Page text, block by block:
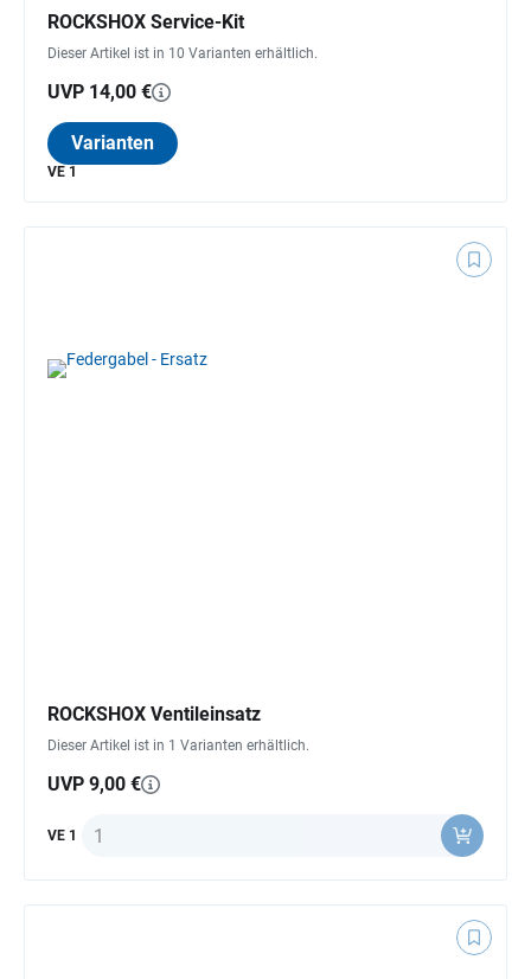
ROCKSHOX Service-Kit
Dieser Artikel ist in 10 Varianten erhältlich.
UVP 14,00 €
Varianten
VE 1
ROCKSHOX Ventileinsatz
Dieser Artikel ist in 1 Varianten erhältlich.
UVP 9,00 €
VE 1 Anzahl